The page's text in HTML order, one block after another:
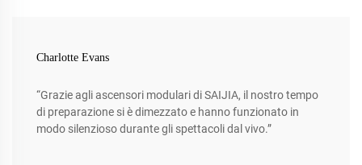
Charlotte Evans
“Grazie agli ascensori modulari di SAIJIA, il nostro tempo
di preparazione si è dimezzato e hanno funzionato in
modo silenzioso durante gli spettacoli dal vivo.”